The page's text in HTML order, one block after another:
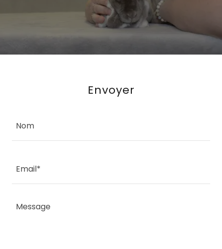
Envoyer
Nom
Email*